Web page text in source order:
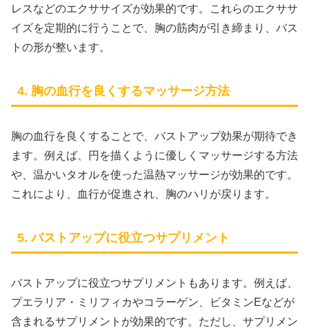
レスなどのエクササイズが効果的です。これらのエクササ
イズを定期的に行うことで、胸の筋肉が引き締まり、バス
トの形が整います。
4. 胸の血行を良くするマッサージ方法
胸の血行を良くすることで、バストアップ効果が期待でき
ます。例えば、円を描くように優しくマッサージする方法
や、温かいタオルを使った温熱マッサージが効果的です。
これにより、血行が促進され、胸のハリが戻ります。
5. バストアップに役立つサプリメント
バストアップに役立つサプリメントもあります。例えば、
プエラリア・ミリフィカやコラーゲン、ビタミンEなどが
含まれるサプリメントが効果的です。ただし、サプリメン